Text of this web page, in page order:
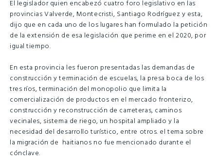
El legislador quien encabezó cuatro foro legislativo en las
provincias Valverde, Montecristi, Santiago Rodríguez y esta,
dijo que en cada uno de los lugares han formulado la petición
de la extensión de esa legislación que perime en el 2020, por
igual tiempo.
En esta provincia les fueron presentadas las demandas de
construcción y terminación de escuelas, la presa boca de los
tres ríos, terminación del monopolio que limita la
comercialización de productos en el mercado fronterizo,
construcción y reconstrucción de carreteras, caminos
vecinales, sistema de riego, un hospital ampliado y la
necesidad del desarrollo turístico, entre otros. el tema sobre
la migración de haitianos no fue mencionado durante el
cónclave.